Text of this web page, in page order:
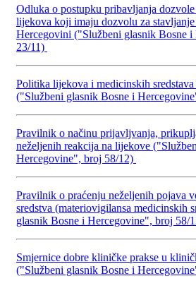
Odluka o postupku pribavljanja
lijekova koji imaju dozvolu za
Hercegovini ("Službeni glasnik Bosne
23/11)
Politika lijekova i medicinskih
("Službeni glasnik Bosne i
Pravilnik o načinu prijavljvanja,
neželjenih reakcija na lijekove
Hercegovine", broj 58/12)
Pravilnik o praćenju neželjenih pojava
sredstva (materiovigilansa medicinskih
glasnik Bosne i Hercegovine", broj 58/
Smjernice dobre kliničke prakse u
("Službeni glasnik Bosne i